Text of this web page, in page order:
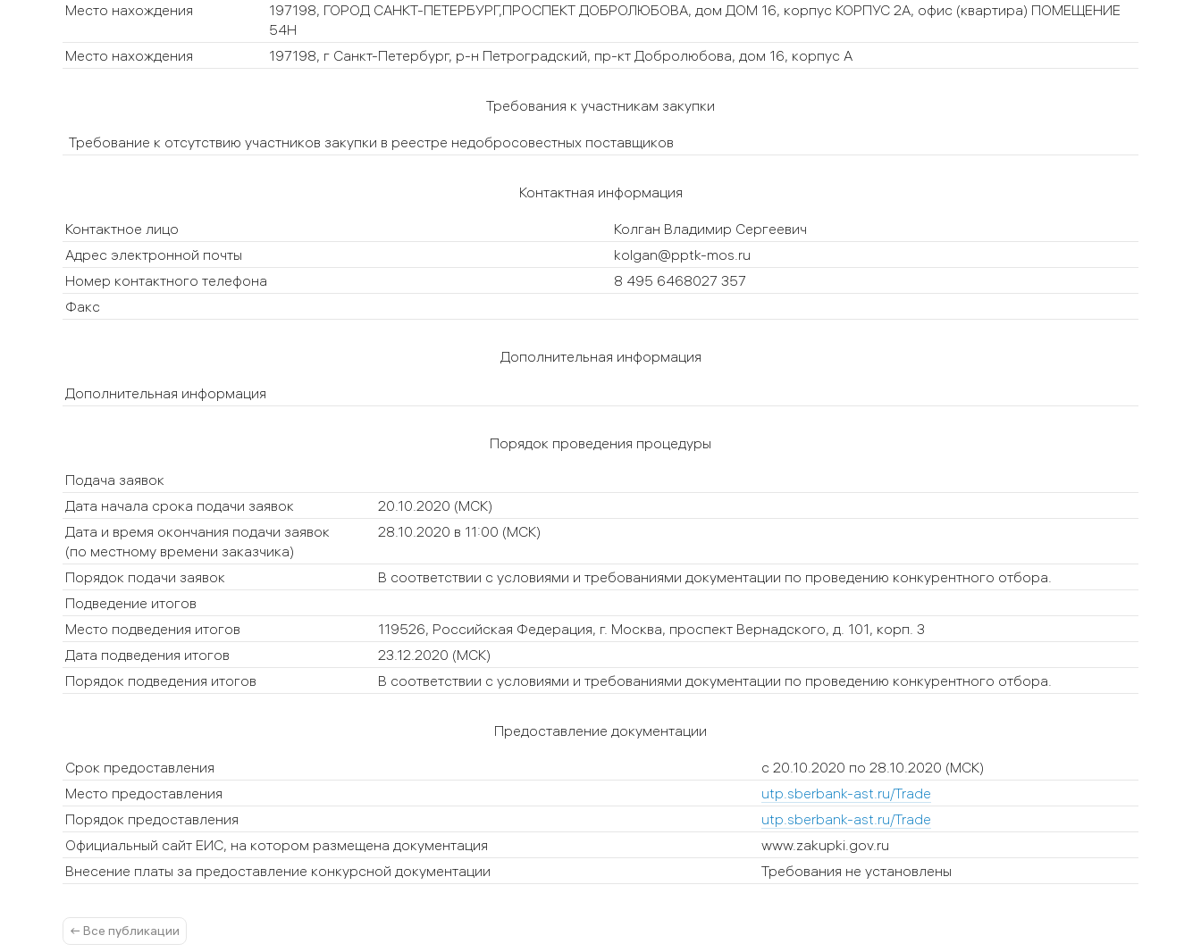
Место нахождения
197198, ГОРОД САНКТ-ПЕТЕРБУРГ,ПРОСПЕКТ ДОБРОЛЮБОВА, дом ДОМ 16, корпус КОРПУС 2А, офис (квартира) ПОМЕЩЕНИЕ
54Н
Место нахождения
197198, г Санкт-Петербург, р-н Петроградский, пр-кт Добролюбова, дом 16, корпус А
Требования к участникам закупки
Требование к отсутствию участников закупки в реестре недобросовестных поставщиков
Контактная информация
Контактное лицо
Колган Владимир Сергеевич
Адрес электронной почты
kolgan@pptk-mos.ru
Номер контактного телефона
8 495 6468027 357
Факс
Дополнительная информация
Дополнительная информация
Порядок проведения процедуры
Подача заявок
Дата начала срока подачи заявок
20.10.2020 (МСК)
Дата и время окончания подачи заявок
(по местному времени заказчика)
28.10.2020 в 11:00 (МСК)
Порядок подачи заявок
В соответствии с условиями и требованиями документации по проведению конкурентного отбора.
Подведение итогов
Место подведения итогов
119526, Российская Федерация, г. Москва, проспект Вернадского, д. 101, корп. 3
Дата подведения итогов
23.12.2020 (МСК)
Порядок подведения итогов
В соответствии с условиями и требованиями документации по проведению конкурентного отбора.
Предоставление документации
Срок предоставления с 20.10.2020 по 28.10.2020 (МСК)
Место предоставления
utp.sberbank-ast.ru/Trade
Порядок предоставления
utp.sberbank-ast.ru/Trade
Официальный сайт ЕИС, на котором размещена документация
www.zakupki.gov.ru
Внесение платы за предоставление конкурсной документации
Требования не установлены
← Все публикации